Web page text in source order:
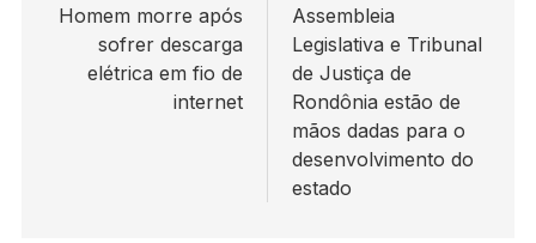
de
Post
Homem morre após
sofrer descarga
elétrica em fio de
internet
Assembleia
Legislativa e Tribunal
de Justiça de
Rondônia estão de
mãos dadas para o
desenvolvimento do
estado